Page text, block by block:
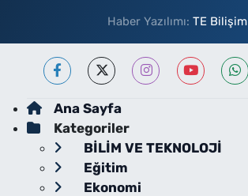
Haber Yazılımı: TE Bilişim
Ana Sayfa
Kategoriler
BİLİM VE TEKNOLOJİ
Eğitim
Ekonomi